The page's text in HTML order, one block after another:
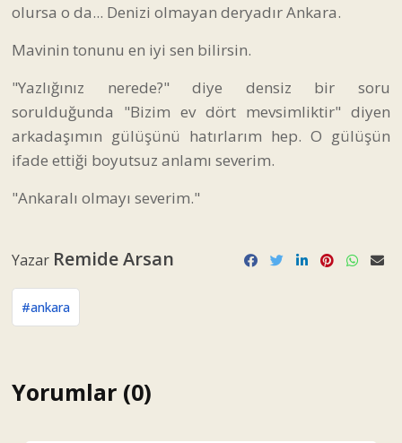
olursa o da... Denizi olmayan deryadır Ankara.
Mavinin tonunu en iyi sen bilirsin.
"Yazlığınız nerede?" diye densiz bir soru
sorulduğunda "Bizim ev dört mevsimliktir" diyen
arkadaşımın gülüşünü hatırlarım hep. O gülüşün
ifade ettiği boyutsuz anlamı severim.
"Ankaralı olmayı severim."
Yazar Remide Arsan
#ankara
Yorumlar (0)